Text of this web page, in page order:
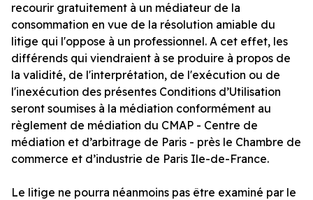
recourir gratuitement à un médiateur de la
consommation en vue de la résolution amiable du
litige qui l'oppose à un professionnel. A cet effet, les
différends qui viendraient à se produire à propos de
la validité, de l'interprétation, de l'exécution ou de
l'inexécution des présentes Conditions d’Utilisation
seront soumises à la médiation conformément au
règlement de médiation du CMAP - Centre de
médiation et d’arbitrage de Paris - près le Chambre de
commerce et d’industrie de Paris Ile-de-France.
Le litige ne pourra néanmoins pas être examiné par le